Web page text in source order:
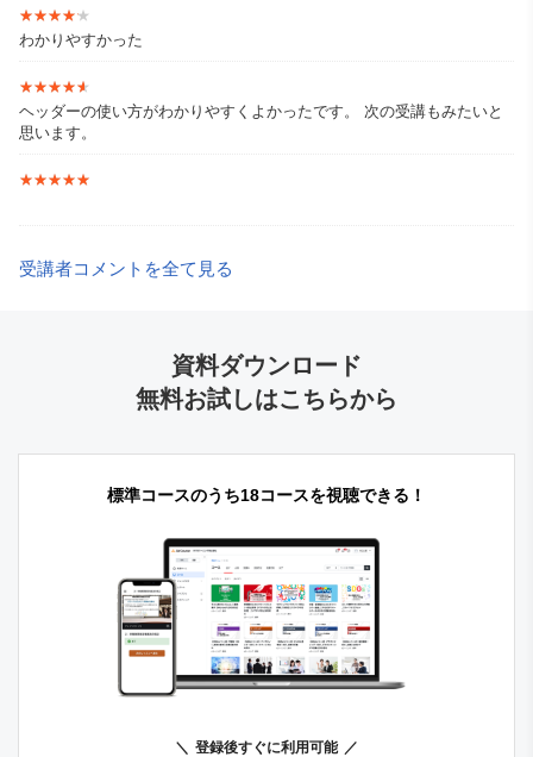
https://www.youtube.com/@suguru_aiict
★★★★★
★★★★★
わかりやすかった
★★★★★
★★★★★
ヘッダーの使い方がわかりやすくよかったです。 次の受講もみたいと
思います。
★★★★★
★★★★★
受講者コメントを全て見る
資料ダウンロード
無料お試しはこちらから
標準コースのうち18コースを視聴できる！
登録後すぐに利用可能